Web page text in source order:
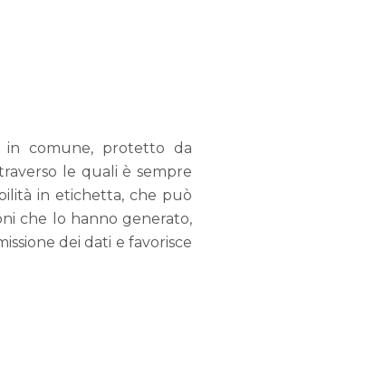
in comune, protetto da
le quali è sempre
in etichetta, che può
che lo hanno generato,
dei dati e favorisce